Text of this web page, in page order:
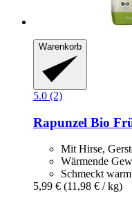
Warenkorb
5.0 (2)
Rapunzel Bio
Mit Hirse,
Wärmende
Schmeckt
5,99 € (11,98 € / kg)